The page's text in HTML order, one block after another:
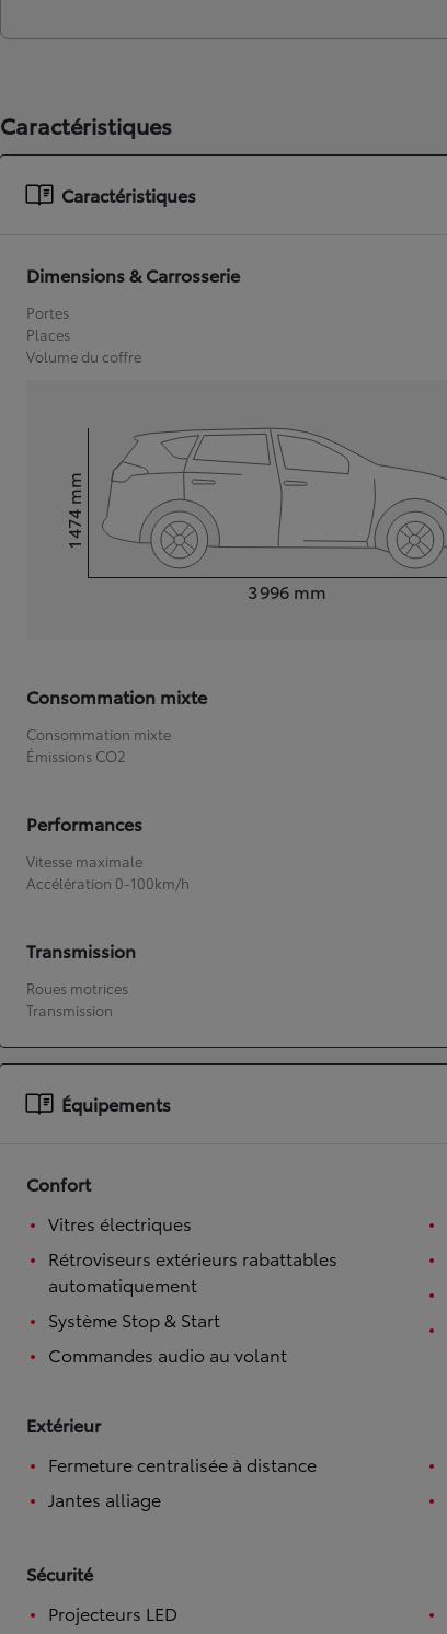
À partir de 19 700 €
Nouvelle Yaris Cross
HYBRIDE
Caractéristiques
Caractéristiques
Dimensions & Carrosserie
Portes
Places
Volume du coffre
3 996 mm
Hauteur1 474
mm
Consommation mixte
Consommation mixte
Émissions CO2
Performances
Vitesse maximale
Accélération 0-100km/h
Transmission
Roues motrices
Transmission
Équipements
Confort
Vitres électriques
Rétroviseurs extérieurs rabattables
automatiquement
Système Stop & Start
Commandes audio au volant
Extérieur
Fermeture centralisée à distance
Jantes alliage
Sécurité
Projecteurs LED